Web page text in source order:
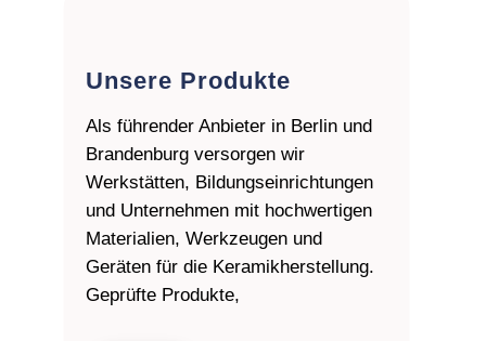
Unsere Produkte
Als führender Anbieter in Berlin und
Brandenburg versorgen wir
Werkstätten, Bildungseinrichtungen
und Unternehmen mit hochwertigen
Materialien, Werkzeugen und
Geräten für die Keramikherstellung.
Geprüfte Produkte,